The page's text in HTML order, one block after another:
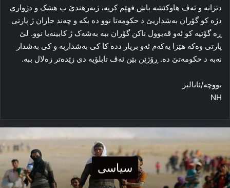
دئزانە و ئەڤ ھاوكێشە باش فھێم كریە، ژبەرھندێ ب هشک و دژواری
دژه‌ کو گۆران به‌شداریێ د حکومه‌تا نوو ده‌ بکه‌ و چه‌ند جاران ژ پارتی
ڕه‌ گۆتیه‌ کو ئه‌و قه‌بوول ناکن گۆران ببه‌ به‌شه‌ک ژ کابینه‌یا نوو. لێ
پارتی وه‌که‌ هێزا یه‌که‌م ئه‌و بریار دده‌ كا کی به‌شداربه‌ و کی به‌شدار
نه‌به‌ د حکومه‌تێ ده‌. ڕۆژێن بێن ئه‌ڤ تابلۆیه‌ دی زێده‌تر زه‌لال ببه‌.
نووچە/ئانالیز
NH
سیاسی